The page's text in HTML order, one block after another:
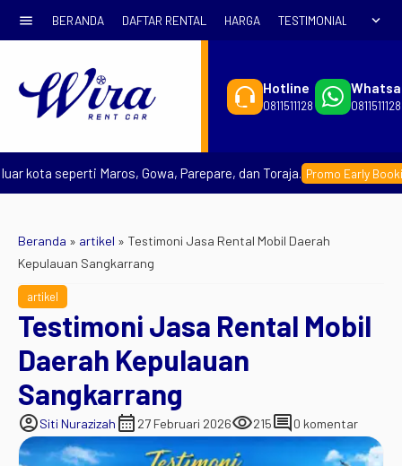
menu BERANDA DAFTAR RENTAL HARGA TESTIMONIAL expand_more
Hotline
0811511128 0811511128
seperti Maros, Gowa, Parepare, dan Toraja. Promo Early Booking –
Beranda » artikel » Testimoni Jasa Rental Mobil Daerah
Kepulauan Sangkarrang
artikel
Testimoni Jasa Rental Mobil
Daerah Kepulauan
Sangkarrang
account_circleSiti Nurazizah calendar_month 27 Februari 2026visibility215comment0 komentar